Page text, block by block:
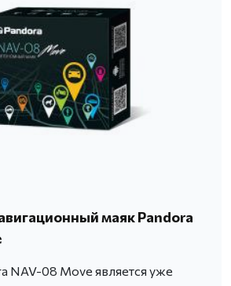
маяк Pandora
NAV-08 Move является уже